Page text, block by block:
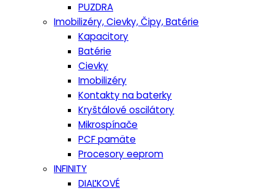
PUZDRA
Imobilizéry, Cievky, Čipy, Batérie
Kapacitory
Batérie
Cievky
Imobilizéry
Kontakty na baterky
Kryštálové oscilátory
Mikrospínače
PCF pamäte
Procesory eeprom
INFINITY
DIAĽKOVÉ